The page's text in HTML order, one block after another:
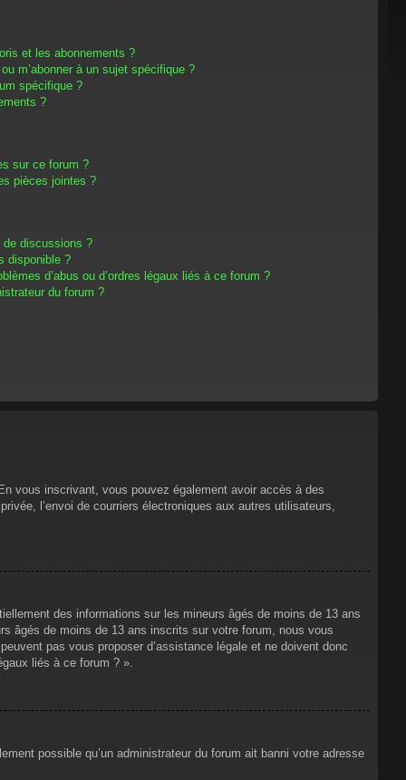
et les abonnements ?
m’abonner à un sujet spécifique ?
spécifique ?
?
sur ce forum ?
pièces jointes ?
de discussions ?
disponible ?
d’abus ou d’ordres légaux liés à ce forum ?
du forum ?
vous inscrivant, vous pouvez également avoir accès à des
l’envoi de courriers électroniques aux autres utilisateurs,
des informations sur les mineurs âgés de moins de 13 ans
âgés de moins de 13 ans inscrits sur votre forum, nous vous
pas vous proposer d’assistance légale et ne doivent donc
liés à ce forum ? ».
possible qu’un administrateur du forum ait banni votre adresse